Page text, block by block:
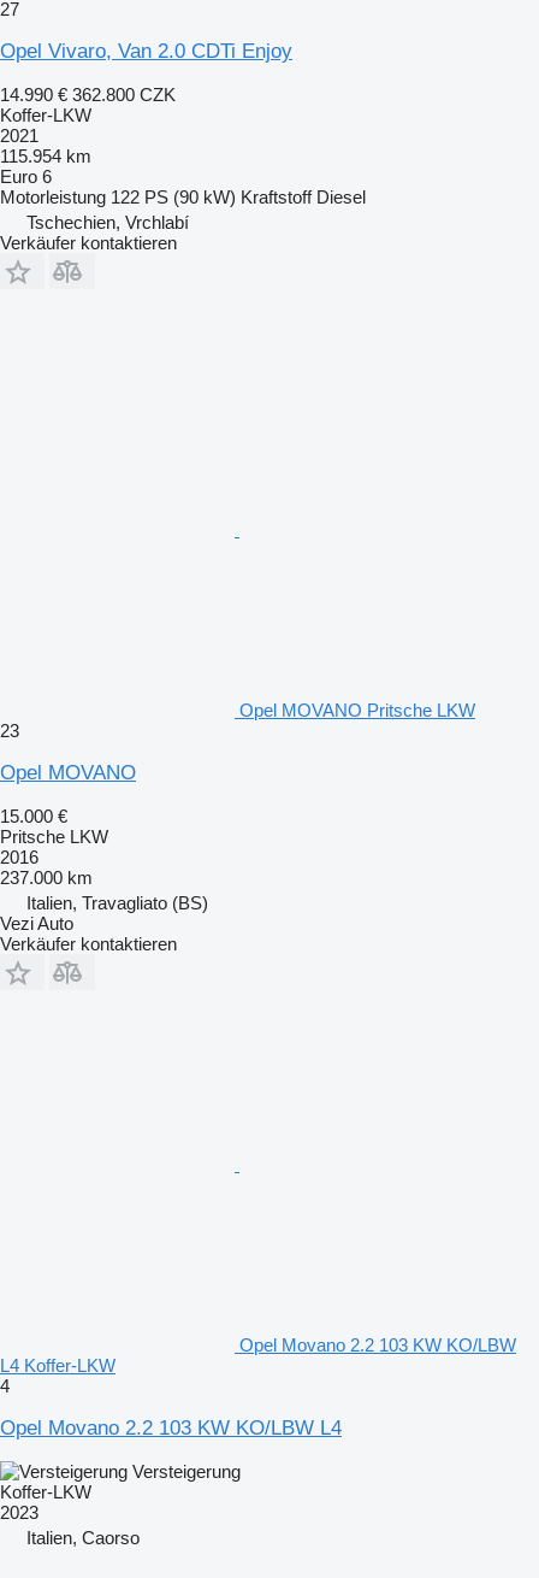
27
Opel Vivaro, Van 2.0 CDTi Enjoy
14.990 € 362.800 CZK
Koffer-LKW
2021
115.954 km
Euro 6
Motorleistung 122 PS (90 kW) Kraftstoff Diesel
Tschechien, Vrchlabí
Verkäufer kontaktieren
Opel MOVANO Pritsche LKW
23
Opel MOVANO
15.000 €
Pritsche LKW
2016
237.000 km
Italien, Travagliato (BS)
Vezi Auto
Verkäufer kontaktieren
Opel Movano 2.2 103 KW KO/LBW
L4 Koffer-LKW
4
Opel Movano 2.2 103 KW KO/LBW L4
Versteigerung
Koffer-LKW
2023
Italien, Caorso